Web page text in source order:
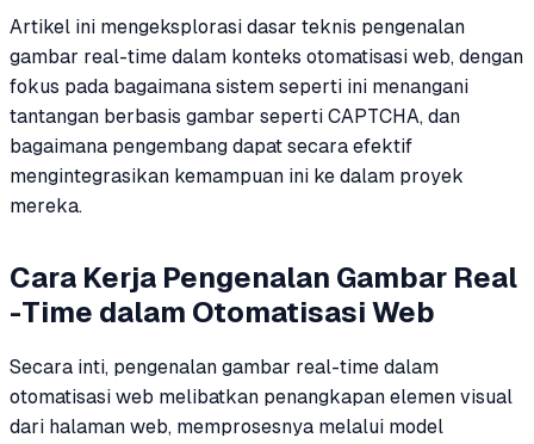
Artikel ini mengeksplorasi dasar teknis pengenalan
gambar real-time dalam konteks otomatisasi web, dengan
fokus pada bagaimana sistem seperti ini menangani
tantangan berbasis gambar seperti CAPTCHA, dan
bagaimana pengembang dapat secara efektif
mengintegrasikan kemampuan ini ke dalam proyek
mereka.
Cara Kerja Pengenalan Gambar Real
-Time dalam Otomatisasi Web
Secara inti, pengenalan gambar real-time dalam
otomatisasi web melibatkan penangkapan elemen visual
dari halaman web, memprosesnya melalui model